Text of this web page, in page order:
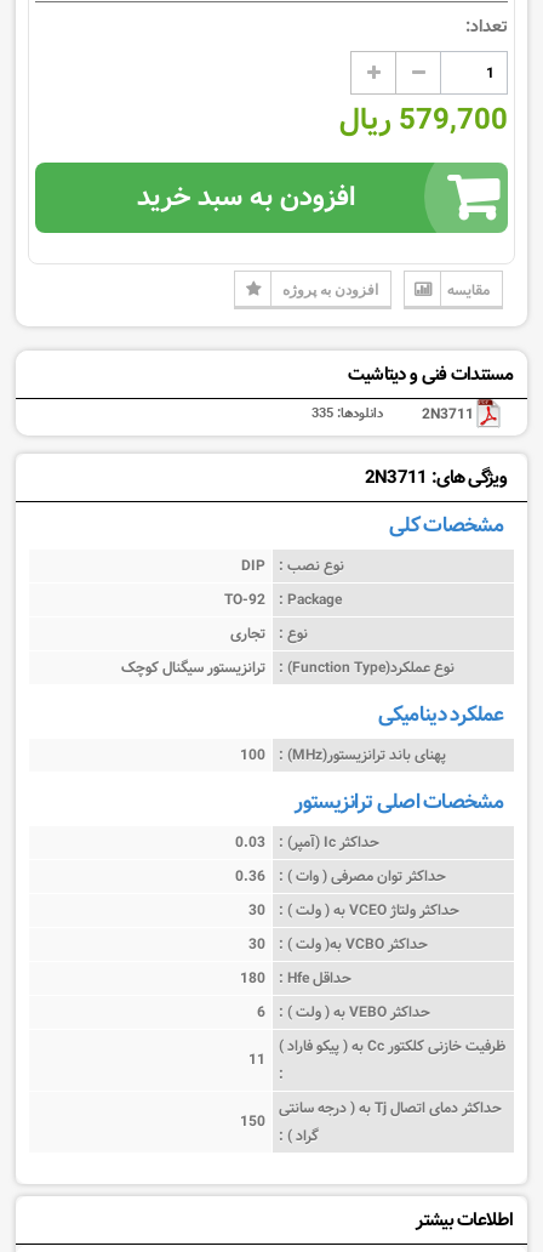
تعداد:
579,700 ریال
افزودن به سبد خرید
مقایسه افزودن به پروژه
مستندات فنی و دیتاشیت
2N3711 دانلودها: 335
ویژگی های: 2N3711
مشخصات کلی
نوع نصب : DIP
Package :
TO-92
نوع : تجاری
نوع عملکرد(Function Type) :
ترانزیستور سیگنال کوچک
عملکرد دینامیکی
پهنای باند ترانزیستور(MHz) : 100
مشخصات اصلی ترانزیستور
حداکثر Ic (آمپر) :
0.03
حداکثر توان مصرفی ( وات ) : 0.36
حداکثر ولتاژ VCEO به ( ولت ) :
30
حداکثر VCBO به( ولت ) :
30
حداقل Hfe :
180
حداکثر VEBO به ( ولت ) :
6
ظرفیت خازنی کلکتور Cc به ( پیکو فاراد )
:
11
حداکثر دمای اتصال Tj به ( درجه سانتی
گراد ) :
150
اطلاعات بیشتر